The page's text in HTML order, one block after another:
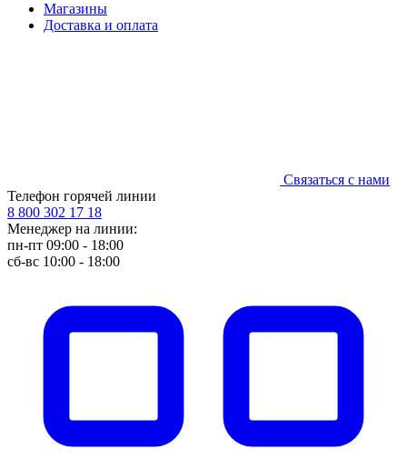
Магазины
Доставка и оплата
Связаться с нами
Телефон горячей линии
8 800 302 17 18
Менеджер на линии:
пн-пт 09:00 - 18:00
сб-вс 10:00 - 18:00